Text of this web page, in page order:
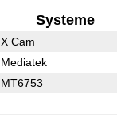
Systeme
X Cam
Mediatek
MT6753